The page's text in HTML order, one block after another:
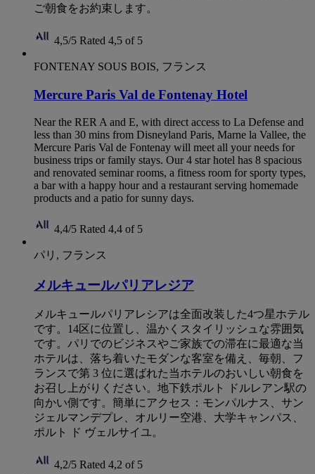
ご朝食をお約束します。
4,5/5 Rated 4,5 of 5
FONTENAY SOUS BOIS, フランス
Mercure Paris Val de Fontenay Hotel
Near the RER A and E, with direct access to La Defense and
less than 30 mins from Disneyland Paris, Marne la Vallee, the
Mercure Paris Val de Fontenay will meet all your needs for
business trips or family stays. Our 4 star hotel has 8 spacious
and renovated seminar rooms, a fitness room for sporty types,
a bar with a happy hour and a restaurant serving homemade
products and a patio for sunny days.
4,4/5 Rated 4,4 of 5
パリ, フランス
メルキュールパリアレジア
メルキュールパリアレシアは全面改装した4つ星ホテル
です。14区に位置し、温かくスタイリッシュな雰囲気
です。パリでのビジネスやご家族での滞在に最適な当
ホテルは、落ち着いたモダンな客室を備え、毎朝、フ
ランスで第 3 位に選ばれた当ホテルのおいしい朝食を
お召し上がりください。地下鉄ポルト ドルレアン駅の
向かい側です。簡単にアクセス：モンパルナス、サン
ジェルマンデプレ、オルリー空港、大学キャンパス、
ポルト ド ヴェルサイユ。
4,2/5 Rated 4,2 of 5